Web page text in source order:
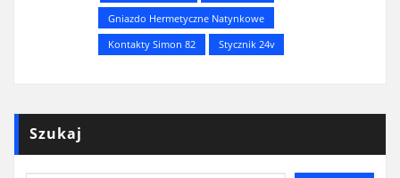
Gniazdo Hermetyczne Natynkowe
Kontakty Simon 82
Stycznik 24v
Szukaj